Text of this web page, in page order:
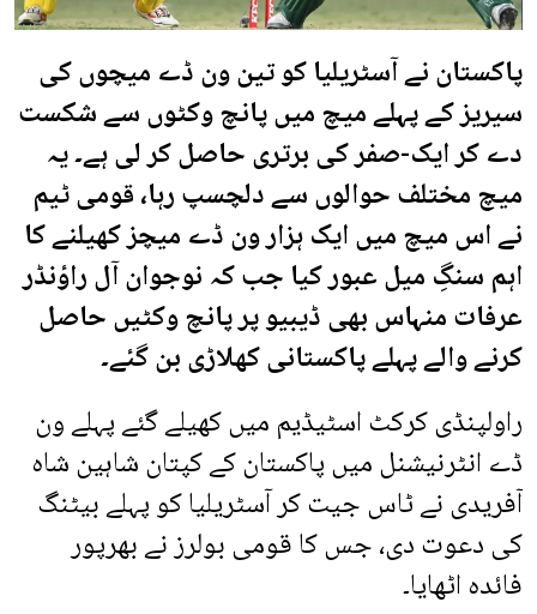
پاکستان نے آسٹریلیا کو تین ون ڈے میچوں کی
سیریز کے پہلے میچ میں پانچ وکٹوں سے شکست
دے کر ایک-صفر کی برتری حاصل کر لی ہے۔ یہ
میچ مختلف حوالوں سے دلچسپ رہا، قومی ٹیم
نے اس میچ میں ایک ہزار ون ڈے میچز کھیلنے کا
اہم سنگِ میل عبور کیا جب کہ نوجوان آل راؤنڈر
عرفات منہاس بھی ڈیبیو پر پانچ وکٹیں حاصل
کرنے والے پہلے پاکستانی کھلاڑی بن گئے۔
راولپنڈی کرکٹ اسٹیڈیم میں کھیلے گئے پہلے ون
ڈے انٹرنیشنل میں پاکستان کے کپتان شاہین شاہ
آفریدی نے ٹاس جیت کر آسٹریلیا کو پہلے بیٹنگ
کی دعوت دی، جس کا قومی بولرز نے بھرپور
فائدہ اٹھایا۔